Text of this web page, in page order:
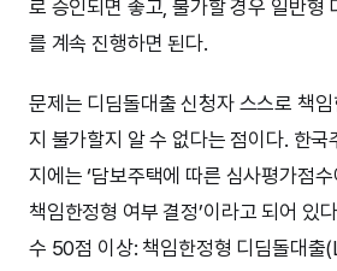
로 승인되면 좋고, 불가할 경우 일반형
를 계속 진행하면 된다.
문제는 디딤돌대출 신청자 스스로 책
지 불가할지 알 수 없다는 점이다. 한국
지에는 ‘담보주택에 따른 심사평가점
책임한정형 여부 결정’이라고 되어 있
수 50점 이상: 책임한정형 디딤돌대출